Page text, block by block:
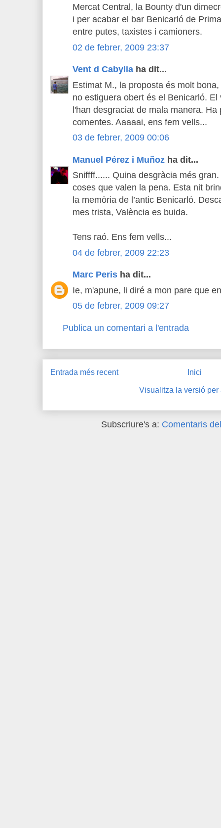
Mercat Central, la Bounty d'un
i per acabar el bar Benicarló de
entre putes, taxistes i camioners.
02 de febrer, 2009 23:37
Vent d Cabylia ha dit...
Estimat M., la proposta és molt
no estiguera obert és el Benicarló.
l'han desgraciat de mala manera.
comentes. Aaaaai, ens fem vells...
03 de febrer, 2009 00:06
Manuel Pérez i Muñoz ha dit...
Sniffff...... Quina desgràcia més
coses que valen la pena. Esta nit
la memòria de l’antic Benicarló.
mes trista, València es buida.
Tens raó. Ens fem vells...
04 de febrer, 2009 22:23
Marc Peris ha dit...
Ie, m'apune, li diré a mon pare que
05 de febrer, 2009 09:27
Publica un comentari a l'entrada
Entrada més recent Inici
Visualitza la versió per
Subscriure's a: Comentaris